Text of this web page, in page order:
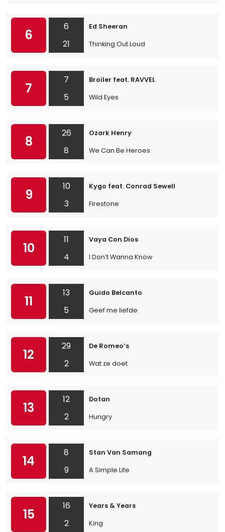
6
6
21
Ed Sheeran
Thinking Out Loud
7
7
5
Broiler feat. RAVVEL
Wild Eyes
8
26
8
Ozark Henry
We Can Be Heroes
9
10
3
Kygo feat. Conrad Sewell
Firestone
10
11
4
Vaya Con Dios
I Don’t Wanna Know
11
13
5
Guido Belcanto
Geef me liefde
12
29
2
De Romeo’s
Wat ze doet
13
12
2
Dotan
Hungry
14
8
9
Stan Van Samang
A Simple Life
15
16
2
Years & Years
King